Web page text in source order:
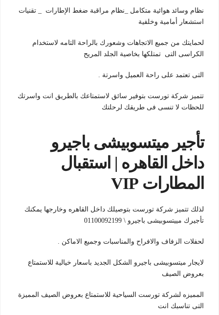
نظام وسائد هوائية متكامل _نظام مراقبة ضغط الإطارات _ تقنيات
استشعار أمامية وخلفية
لحمايتك من جميع الاتجاهات وشعورك بالراحة التامه لاستخدام
الكراسى التى تمتلكها بخاصية الجلد المريح
التى تعتمد على راحة العميل واسرتة .
تتميز شركة تورست بتوفير سائق لاستمتاعك بالطريق انت واسرتك
للحظات لا تنسى فى طريقك لرحلتك
تأجير ميتسوبيشى باجيرو
داخل القاهره | استقبال
المطارات VIP
لذلك تتميز شركة تورست بتوصيلك داخل القاهره وخارجها يمكنك
تأجيرك مييتسوبيشى باجيرو \ 01100092199
لحفلات الزفاف والافراح والمناسبات وجميع الاماكن .
لايجار ميتسوبيشى باجيرو الشكل الجديد باسعار خيالية للاستمتاع
بعروض الصيف
المميزه لشركة تورست السياحية للاستمتاع بعروض الصيف المميزة
التى تناسبك انت